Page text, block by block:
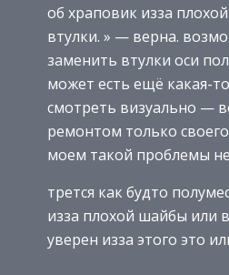
об храповик изза
втулки. » — верна.
заменить втулки оси
может есть ещё какая-
смотреть визуально —
ремонтом только своего
моем такой проблемы
трется как будто
изза плохой шайбы или
уверен изза этого это